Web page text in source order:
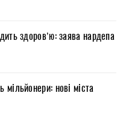
здоров’ю: заява нардепа
мільйонери: нові міста